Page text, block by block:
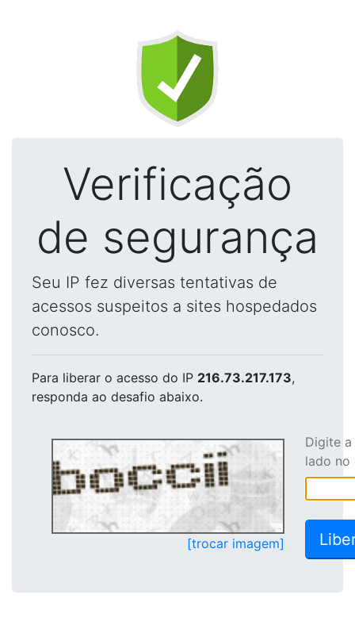
Verificação
de segurança
Seu IP fez diversas tentativas de
acessos suspeitos a sites hospedados
conosco.
Para liberar o acesso do IP 216.73.217.173,
responda ao desafio abaixo.
[trocar imagem]
Digite
lado no